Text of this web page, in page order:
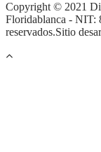
Copyright © 2021
Floridablanca - NIT:
reservados.Sitio